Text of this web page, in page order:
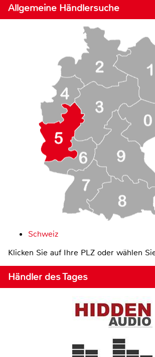
Allgemeine Händlersuche
Schweiz
Klicken Sie auf Ihre PLZ oder wählen
Händler des Tages